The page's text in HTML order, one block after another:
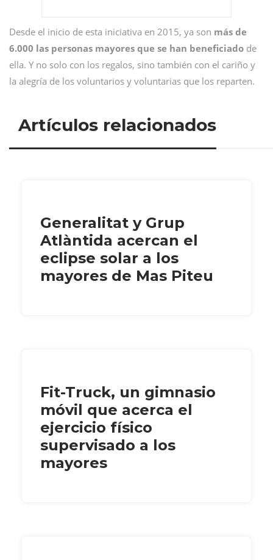
Desde el inicio de esta iniciativa en 2015, ya son más de
6.000 las personas mayores que se han beneficiado de
ella. Y no solo con los regalos, sino también con el cariño y
la alegría de los voluntarios y voluntarias que los reparten.
Artículos relacionados
Generalitat y Grup
Atlàntida acercan el
eclipse solar a los
mayores de Mas Piteu
Fit-Truck, un gimnasio
móvil que acerca el
ejercicio físico
supervisado a los
mayores